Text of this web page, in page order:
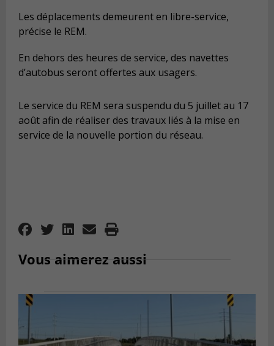
Les déplacements demeurent en libre-service,
précise le REM.
En dehors des heures de service, des navettes
d’autobus seront offertes aux usagers.
Le service du REM sera suspendu du 5 juillet au 17
août afin de réaliser des travaux liés à la mise en
service de la nouvelle portion du réseau.
Vous aimerez aussi